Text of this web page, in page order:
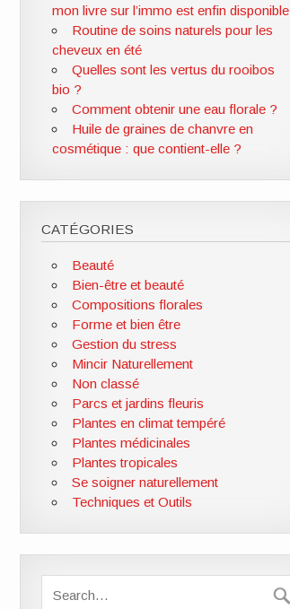
mon livre sur l’immo est enfin disponible
Routine de soins naturels pour les
cheveux en été
Quelles sont les vertus du rooibos
bio ?
Comment obtenir une eau florale ?
Huile de graines de chanvre en
cosmétique : que contient-elle ?
CATÉGORIES
Beauté
Bien-être et beauté
Compositions florales
Forme et bien être
Gestion du stress
Mincir Naturellement
Non classé
Parcs et jardins fleuris
Plantes en climat tempéré
Plantes médicinales
Plantes tropicales
Se soigner naturellement
Techniques et Outils